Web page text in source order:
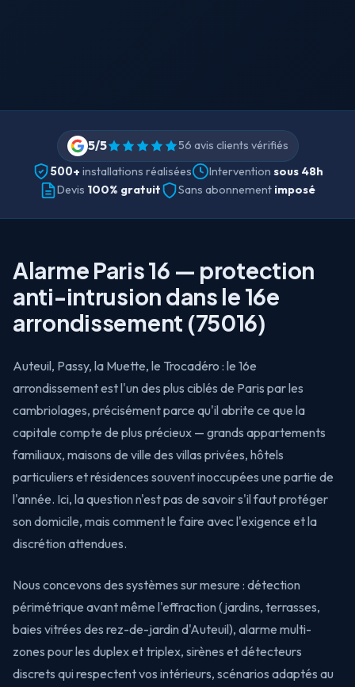
5/5
56 avis clients vérifiés
500+ installations réalisées Intervention sous 48h
Devis 100% gratuit Sans abonnement imposé
Alarme Paris 16 — protection
anti-intrusion dans le 16e
arrondissement (75016)
Auteuil, Passy, la Muette, le Trocadéro : le 16e
arrondissement est l'un des plus ciblés de Paris par les
cambriolages, précisément parce qu'il abrite ce que la
capitale compte de plus précieux — grands appartements
familiaux, maisons de ville des villas privées, hôtels
particuliers et résidences souvent inoccupées une partie de
l'année. Ici, la question n'est pas de savoir s'il faut protéger
son domicile, mais comment le faire avec l'exigence et la
discrétion attendues.
Nous concevons des systèmes sur mesure : détection
périmétrique avant même l'effraction (jardins, terrasses,
baies vitrées des rez-de-jardin d'Auteuil), alarme multi-
zones pour les duplex et triplex, sirènes et détecteurs
discrets qui respectent vos intérieurs, scénarios adaptés au